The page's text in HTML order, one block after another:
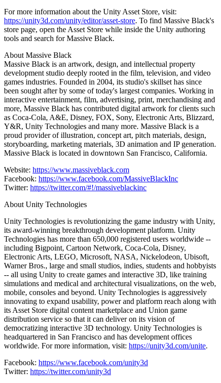
For more information about the Unity Asset Store, visit:
https://unity3d.com/unity/editor/asset-store. To find Massive Black's
store page, open the Asset Store while inside the Unity authoring
tools and search for Massive Black.
About Massive Black
Massive Black is an artwork, design, and intellectual property
development studio deeply rooted in the film, television, and video
games industries. Founded in 2004, its studio's skillset has since
been sought after by some of today's largest companies. Working in
interactive entertainment, film, advertising, print, merchandising and
more, Massive Black has contributed digital artwork for clients such
as Coca-Cola, A&E, Disney, FOX, Sony, Electronic Arts, Blizzard,
Y&R, Unity Technologies and many more. Massive Black is a
proud provider of illustration, concept art, pitch materials, design,
storyboarding, marketing materials, 3D animation and IP generation.
Massive Black is located in downtown San Francisco, California.
Website: https://www.massiveblack.com
Facebook: https://www.facebook.com/MassiveBlackInc
Twitter: https://twitter.com/#!/massiveblackinc
About Unity Technologies
Unity Technologies is revolutionizing the game industry with Unity,
its award-winning breakthrough development platform. Unity
Technologies has more than 650,000 registered users worldwide --
including Bigpoint, Cartoon Network, Coca-Cola, Disney,
Electronic Arts, LEGO, Microsoft, NASA, Nickelodeon, Ubisoft,
Warner Bros., large and small studios, indies, students and hobbyists
-- all using Unity to create games and interactive 3D, like training
simulations and medical and architectural visualizations, on the web,
mobile, consoles and beyond. Unity Technologies is aggressively
innovating to expand usability, power and platform reach along with
its Asset Store digital content marketplace and Union game
distribution service so that it can deliver on its vision of
democratizing interactive 3D technology. Unity Technologies is
headquartered in San Francisco and has development offices
worldwide. For more information, visit: https://unity3d.com/unite.
Facebook: https://www.facebook.com/unity3d
Twitter: https://twitter.com/unity3d